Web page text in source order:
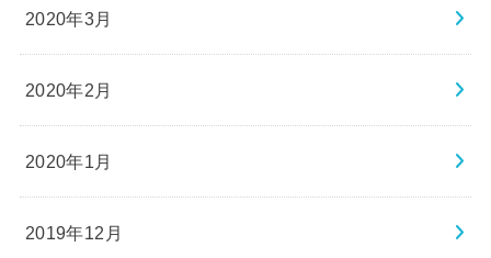
2020年3月
2020年2月
2020年1月
2019年12月